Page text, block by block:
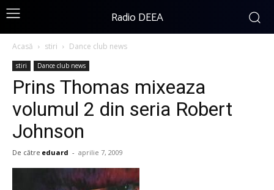
Radio DEEA
Acasă stiri Dance club news
stiri Dance club news
Prins Thomas mixeaza
volumul 2 din seria Robert
Johnson
De către eduard - aprilie 7, 2009